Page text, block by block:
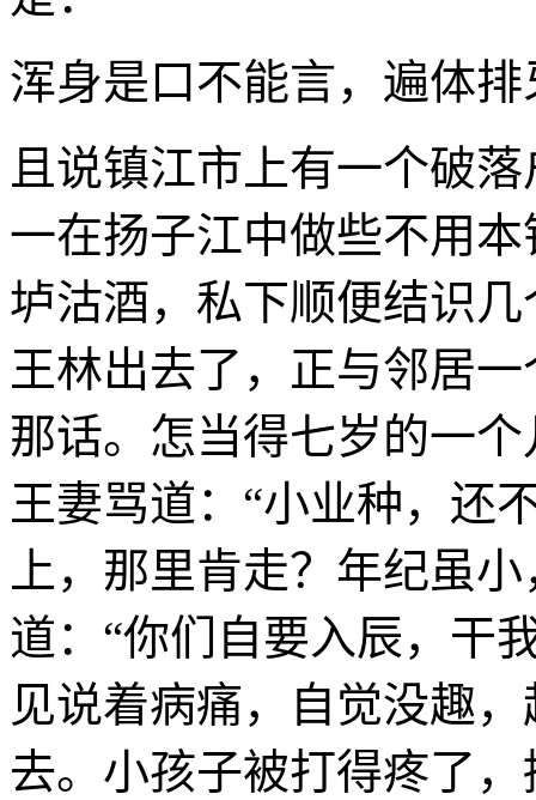
浑身是口不能言，遍体
且说镇江市上有一个破
一在扬子江中做些不用
垆沽酒，私下顺便结识
王林出去了，正与邻居
那话。怎当得七岁的一
王妻骂道：“小业种，还
上，那里肯走？年纪虽
道：“你们自要入辰，干
见说着病痛，自觉没趣
去。小孩子被打得疼了